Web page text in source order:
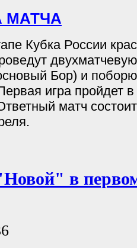
МАТЧА
Кубка России
Бор) и
игра пройдет
матч
в